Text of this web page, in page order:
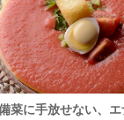
菜に手放せない、